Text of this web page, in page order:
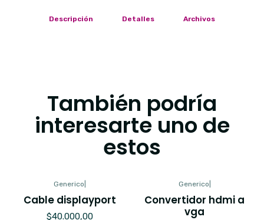
Descripción Detalles Archivos
También podría
interesarte uno de
estos
Generico
Cable displayport
$40.000,00
Generico
Convertidor hdmi a
vga